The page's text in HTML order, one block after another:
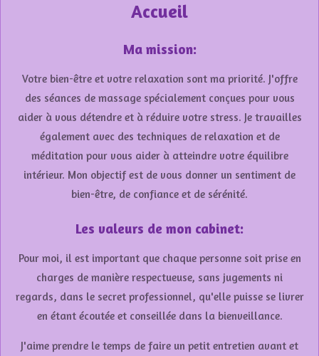
Accueil
Ma mission:
Votre bien-être et votre relaxation sont ma priorité. J'offre
des séances de massage spécialement conçues pour vous
aider à vous détendre et à réduire votre stress. Je travailles
également avec des techniques de relaxation et de
méditation pour vous aider à atteindre votre équilibre
intérieur. Mon objectif est de vous donner un sentiment de
bien-être, de confiance et de sérénité.
Les valeurs de mon cabinet:
Pour moi, il est important que chaque personne soit prise en
charges de manière respectueuse, sans jugements ni
regards, dans le secret professionnel, qu'elle puisse se livrer
en étant écoutée et conseillée dans la bienveillance.
J'aime prendre le temps de faire un petit entretien avant et